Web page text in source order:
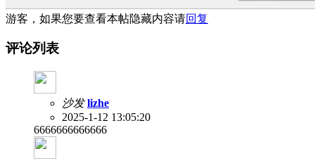
游客，如果您要查看本帖隐藏内容请回复
评论列表
沙发 lizhe
2025-1-12 13:05:20
6666666666666